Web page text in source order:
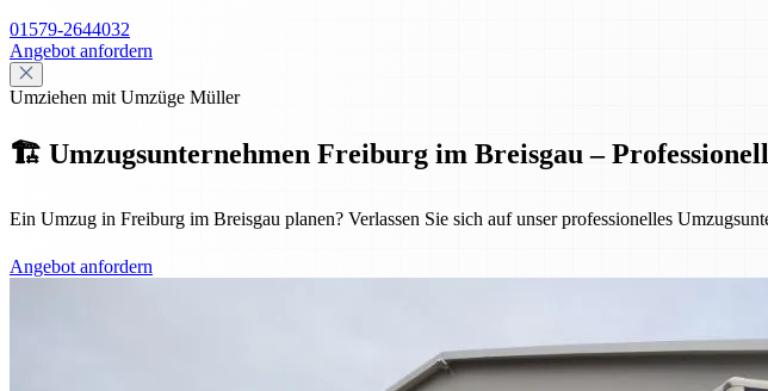
01579-2644032
Angebot anfordern
Umziehen mit Umzüge Müller
🏗️ Umzugsunternehmen Freiburg im Breisgau –
Ein Umzug in Freiburg im Breisgau planen? Verlassen Sie sich auf unser professionelles
Angebot anfordern